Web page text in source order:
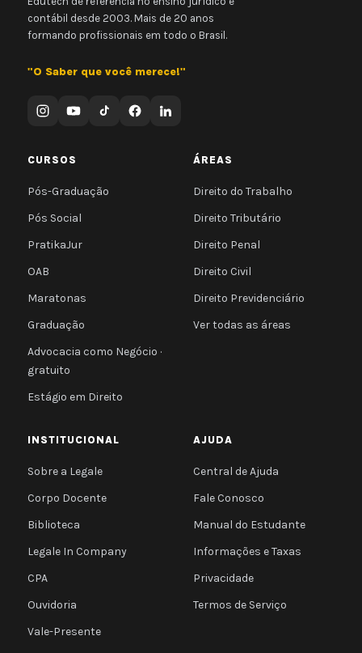
contábil desde 2003. Mais de 20 anos
formando profissionais em todo o Brasil.
"O Saber que você merece!"
CURSOS
Pós-Graduação
Pós Social
PratikaJur
OAB
Maratonas
Graduação
Advocacia como Negócio ·
gratuito
Estágio em Direito
ÁREAS
Direito do Trabalho
Direito Tributário
Direito Penal
Direito Civil
Direito Previdenciário
Ver todas as áreas
INSTITUCIONAL
Sobre a Legale
Corpo Docente
Biblioteca
Legale In Company
CPA
Ouvidoria
Vale-Presente
AJUDA
Central de Ajuda
Fale Conosco
Manual do Estudante
Informações e Taxas
Privacidade
Termos de Serviço